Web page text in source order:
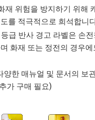
재 위험을 방지하기 위해
를 적극적으로 희석합니
급 반사 경고 라벨은 손
화재 또는 정전의 경우에
양한 매뉴얼 및 문서의 보
가 구매 필요)